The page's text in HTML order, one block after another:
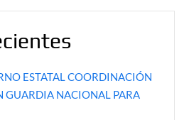
ESTATAL COORDINACIÓN
GUARDIA NACIONAL PARA